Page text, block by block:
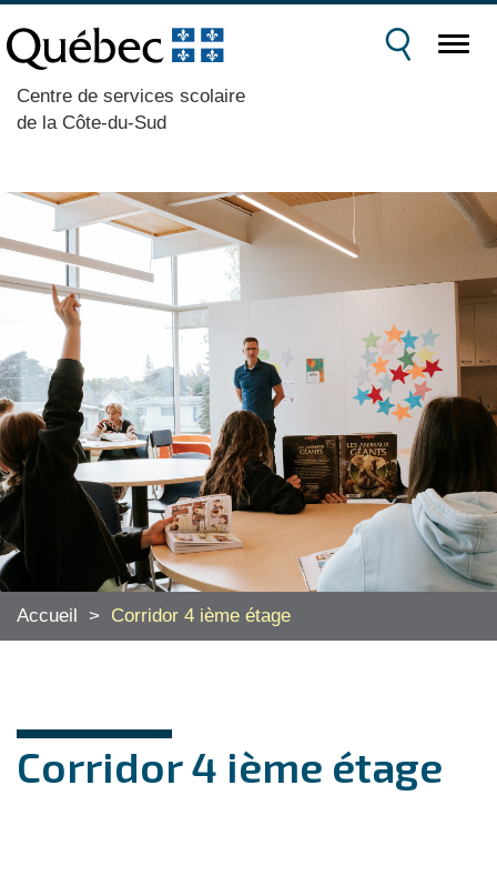
Centre de services scolaire
de la Côte-du-Sud
Accueil > Corridor 4 ième étage
Corridor 4 ième étage